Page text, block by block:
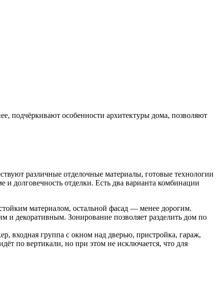
подчёркивают особенности архитектуры дома, позволяют
различные отделочные материалы, готовые технологии
долговечность отделки. Есть два варианта комбинации
материалом, остальной фасад — менее дорогим.
декоративным. Зонирование позволяет разделить дом по
входная группа с окном над дверью, пристройка, гараж,
по вертикали, но при этом не исключается, что для